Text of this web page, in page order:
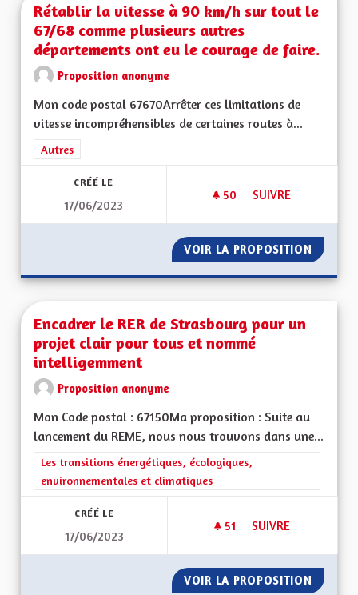
Rétablir la vitesse à 90 km/h sur tout le
67/68 comme plusieurs autres
départements ont eu le courage de faire.
Proposition anonyme
Mon code postal 67670Arrêter ces limitations de
vitesse incompréhensibles de certaines routes à...
Filtrer les résultats de la catégorie : Autres
Autres
CRÉÉ LE
17/06/2023
50 50 ABONNÉS
SUIVRE
VOIR LA PROPOSITION
Encadrer le RER de Strasbourg pour un
projet clair pour tous et nommé
intelligemment
Proposition anonyme
Mon Code postal : 67150Ma proposition : Suite au
lancement du REME, nous nous trouvons dans une...
Filtrer les résultats de la catégorie : Les transitions
Les transitions énergétiques, écologiques,
environnementales et climatiques
CRÉÉ LE
17/06/2023
51 51 ABONNÉS
SUIVRE
VOIR LA PROPOSITION